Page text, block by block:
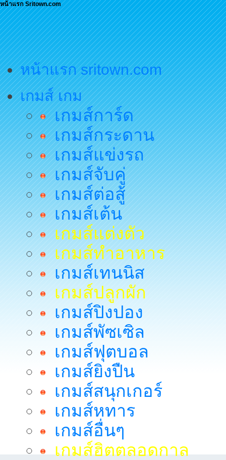
หน้าแรก Sritown.com
หน้าแรก sritown.com
เกมส์ เกม
เกมส์การ์ด
เกมส์กระดาน
เกมส์แข่งรถ
เกมส์จับคู่
เกมส์ต่อสู้
เกมส์เต้น
เกมส์แต่งตัว
เกมส์ทำอาหาร
เกมส์เทนนิส
เกมส์ปลูกผัก
เกมส์ปิงปอง
เกมส์พัซเซิล
เกมส์ฟุตบอล
เกมส์ยิงปืน
เกมส์สนุกเกอร์
เกมส์หทาร
เกมส์อื่นๆ
เกมส์ฮิตตลอดกาล